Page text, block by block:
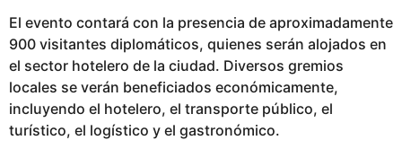
c
a
d
o
El evento contará con la presencia de aproximadamente
900 visitantes diplomáticos, quienes serán alojados en
el sector hotelero de la ciudad. Diversos gremios
locales se verán beneficiados económicamente,
incluyendo el hotelero, el transporte público, el
turístico, el logístico y el gastronómico.